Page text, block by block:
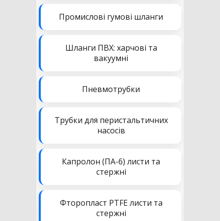
Промислові гумові шланги
Шланги ПВХ: харчові та
вакуумні
Пневмотрубки
Трубки для перистальтичних
насосів
Капролон (ПА-6) листи та
стержні
Фторопласт PTFE листи та
стержні